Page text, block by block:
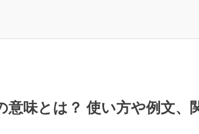
意味とは？ 使い方や例文、